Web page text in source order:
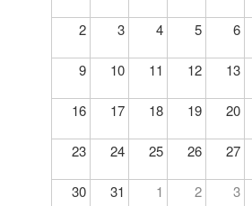
2 3 4 5 6
9 10 11 12 13
16 17 18 19 20
23 24 25 26 27
30 31 1 2 3